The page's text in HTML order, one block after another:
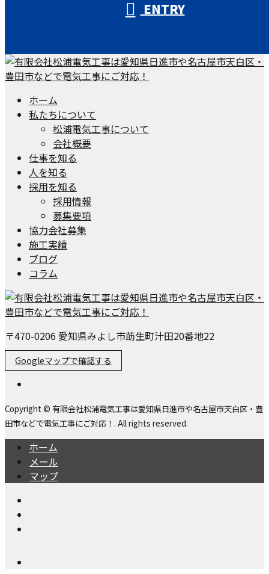
ENTRY
ホーム
私たちについて
松浦電気工事について
会社概要
仕事を知る
人を知る
採用を知る
採用情報
募集要項
協力会社募集
施工実績
ブログ
コラム
〒470-0206 愛知県みよし市莇生町汁田20番地22
Googleマップで確認する
Copyright © 有限会社松浦電気工事は愛知県日進市や名古屋市天白区・豊
田市などで電気工事にご対応！. All rights reserved.
ホーム
メール
マップ